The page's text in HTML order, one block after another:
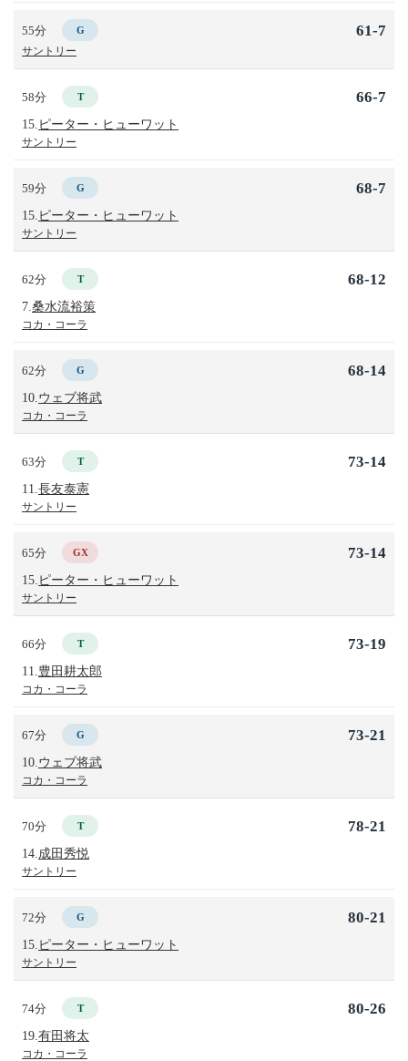
55分 G
サントリー
61-7
58分 T
15. ピーター・ヒューワット
サントリー
66-7
59分 G
15. ピーター・ヒューワット
サントリー
68-7
62分 T
7. 桑水流裕策
コカ・コーラ
68-12
62分 G
10. ウェブ将武
コカ・コーラ
68-14
63分 T
11. 長友泰憲
サントリー
73-14
65分 GX
15. ピーター・ヒューワット
サントリー
73-14
66分 T
11. 豊田耕太郎
コカ・コーラ
73-19
67分 G
10. ウェブ将武
コカ・コーラ
73-21
70分 T
14. 成田秀悦
サントリー
78-21
72分 G
15. ピーター・ヒューワット
サントリー
80-21
74分 T
19. 有田将太
コカ・コーラ
80-26